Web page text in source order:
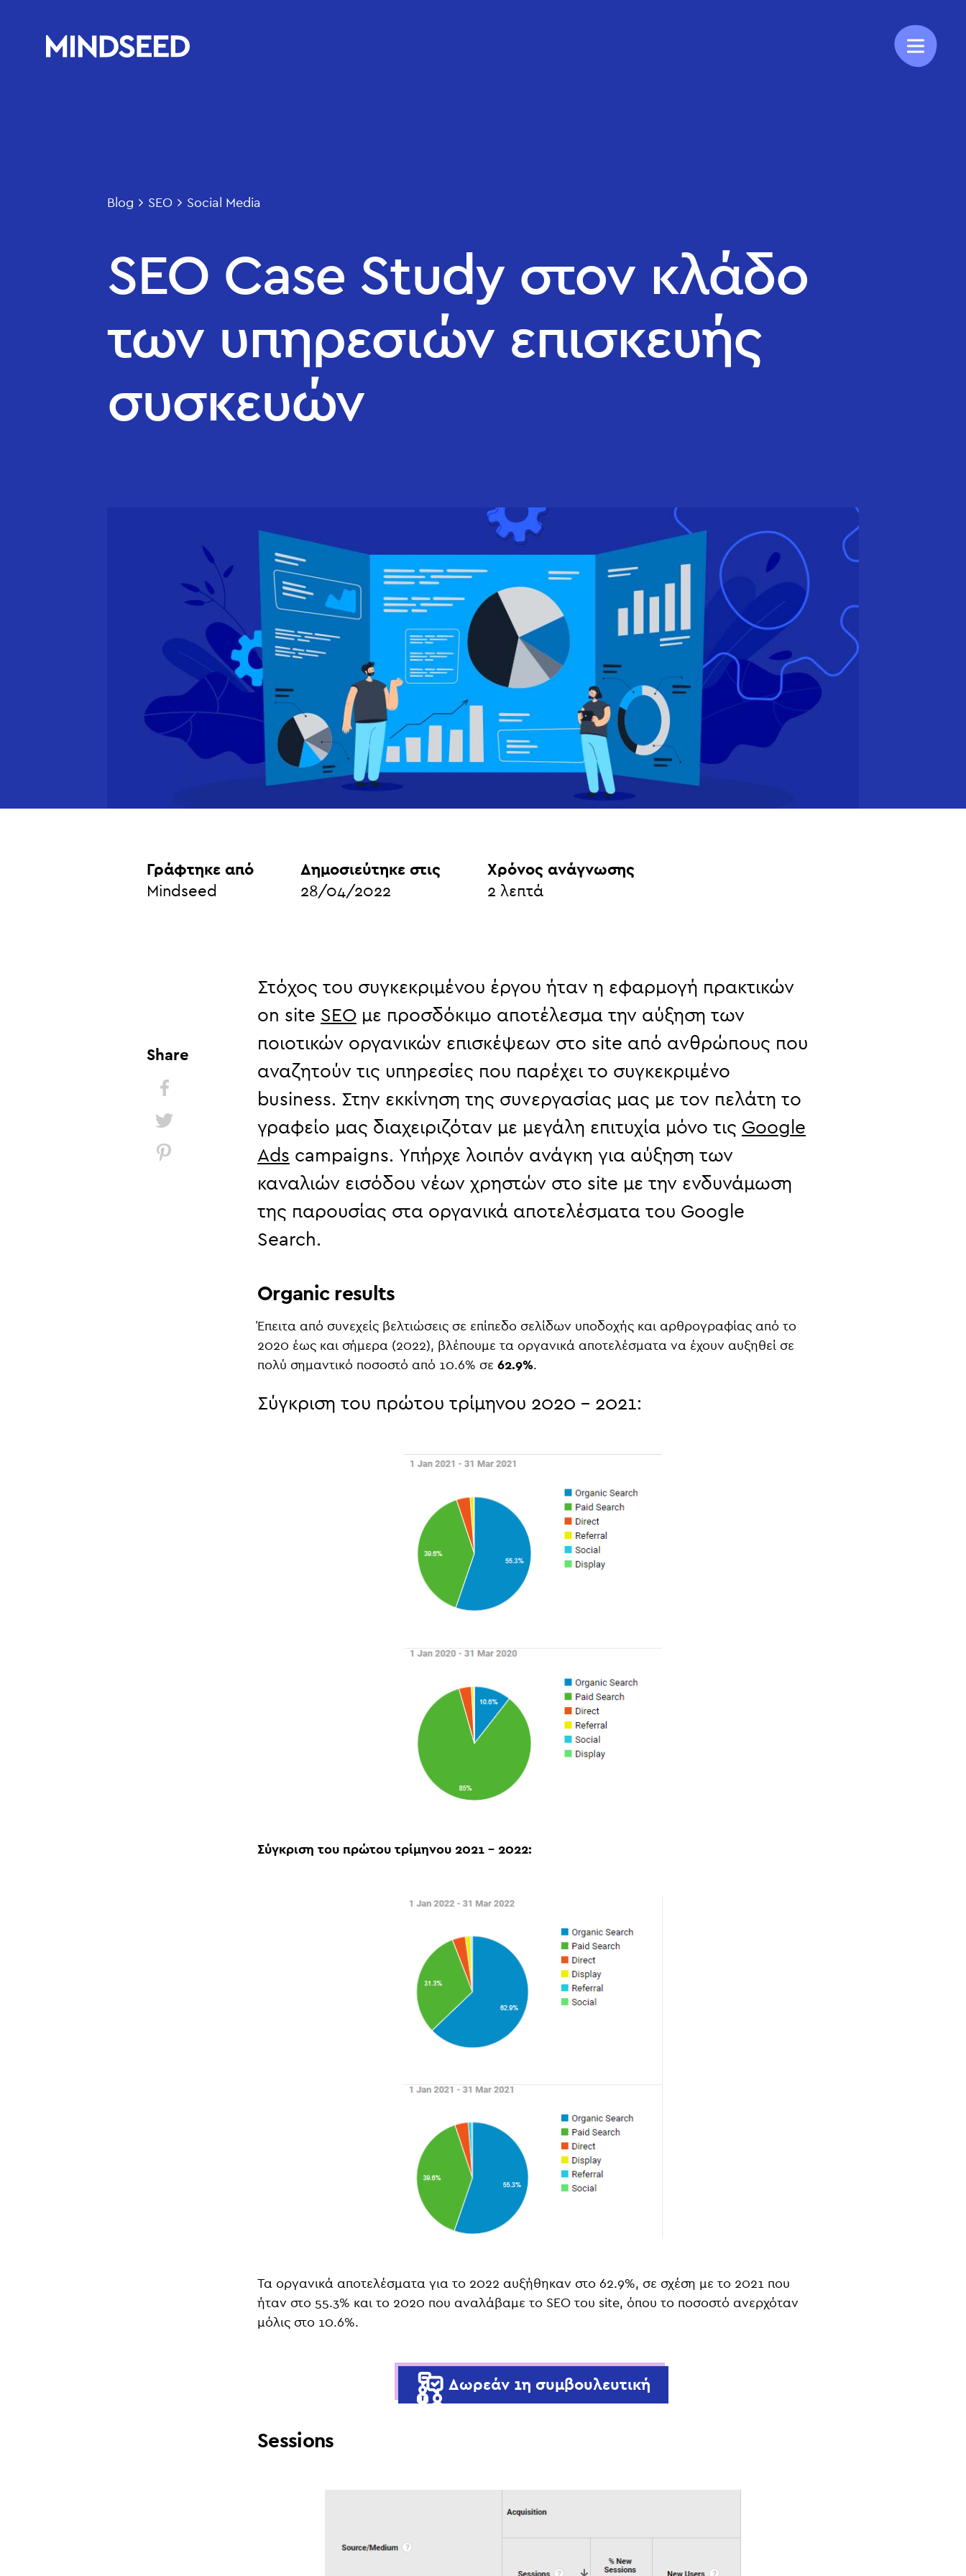
Blog SEO Social Media
SEO Case Study στον κλάδο
των υπηρεσιών επισκευής
συσκευών
Γράφτηκε από
Mindseed
Δημοσιεύτηκε στις
28/04/2022
Χρόνος ανάγνωσης
2 λεπτά
Share
Στόχος του συγκεκριμένου έργου ήταν η εφαρμογή πρακτικών
on site SEO με προσδόκιμο αποτέλεσμα την αύξηση των
ποιοτικών οργανικών επισκέψεων στο site από ανθρώπους που
αναζητούν τις υπηρεσίες που παρέχει το συγκεκριμένο
business. Στην εκκίνηση της συνεργασίας μας με τον πελάτη το
γραφείο μας διαχειριζόταν με μεγάλη επιτυχία μόνο τις Google
Ads campaigns. Υπήρχε λοιπόν ανάγκη για αύξηση των
καναλιών εισόδου νέων χρηστών στο site με την ενδυνάμωση
της παρουσίας στα οργανικά αποτελέσματα του Google
Search.
Organic results
Έπειτα από συνεχείς βελτιώσεις σε επίπεδο σελίδων υποδοχής και αρθρογραφίας από το
2020 έως και σήμερα (2022), βλέπουμε τα οργανικά αποτελέσματα να έχουν αυξηθεί σε
πολύ σημαντικό ποσοστό από 10.6% σε 62.9%.
Σύγκριση του πρώτου τρίμηνου 2020 - 2021:
Σύγκριση του πρώτου τρίμηνου 2021 - 2022:
Τα οργανικά αποτελέσματα για το 2022 αυξήθηκαν στο 62.9%, σε σχέση με το 2021 που
ήταν στο 55.3% και το 2020 που αναλάβαμε το SEO του site, όπου το ποσοστό ανερχόταν
μόλις στο 10.6%.
Δωρεάν 1η συμβουλευτική
Sessions